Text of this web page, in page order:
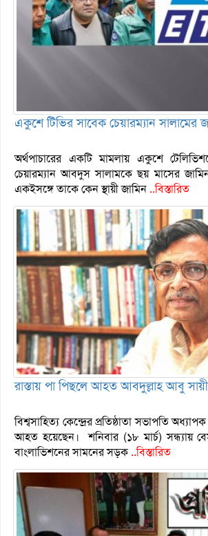
একুশে টিভির সাবেক চেয়ারম্যান সালামের
অর্থপাচারের একটি মামলায় একুশে
চেয়ারম্যান আবদুস সালামকে ছয় মাসের
একইসঙ্গে তাকে কেন স্থায়ী জামিন ..বিস্তারিত
রাস্তায় পা পিছলে আহত আবদুল্লাহ আবু
বিশ্বসাহিত্য কেন্দ্রের প্রতিষ্ঠাতা সভাপতি
আহত হয়েছেন। শনিবার (১৮ মার্চ) সন্ধ্যায়
বাংলাভিশনের সামনের সড়ক..বিস্তারিত